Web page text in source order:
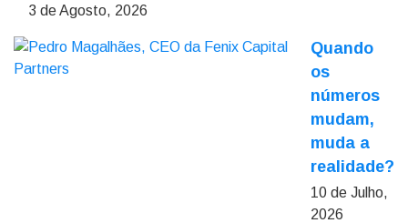
3 de Agosto, 2026
Quando
os
números
mudam,
muda a
realidade?
10 de Julho,
2026